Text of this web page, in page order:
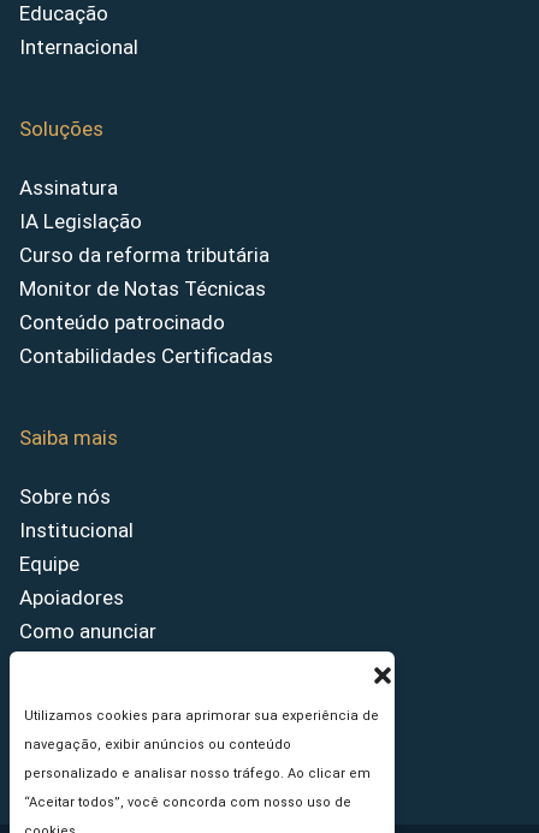
Utilizamos cookies para aprimorar sua experiência de
navegação, exibir anúncios ou conteúdo
personalizado e analisar nosso tráfego. Ao clicar em
“Aceitar todos”, você concorda com nosso uso de
Educação
Internacional
Soluções
Assinatura
IA Legislação
Curso da reforma tributária
Monitor de Notas Técnicas
Conteúdo patrocinado
Contabilidades Certificadas
Saiba mais
Sobre nós
Institucional
Equipe
Apoiadores
Como anunciar
Princípios Editoriais